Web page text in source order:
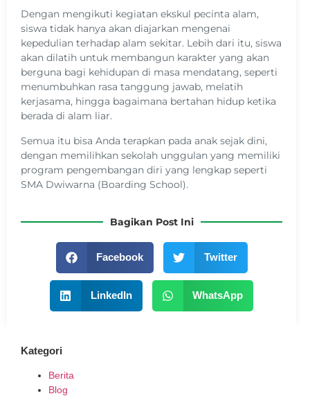
Dengan mengikuti kegiatan ekskul pecinta alam,
siswa tidak hanya akan diajarkan mengenai
kepedulian terhadap alam sekitar. Lebih dari itu, siswa
akan dilatih untuk membangun karakter yang akan
berguna bagi kehidupan di masa mendatang, seperti
menumbuhkan rasa tanggung jawab, melatih
kerjasama, hingga bagaimana bertahan hidup ketika
berada di alam liar.
Semua itu bisa Anda terapkan pada anak sejak dini,
dengan memilihkan sekolah unggulan yang memiliki
program pengembangan diri yang lengkap seperti
SMA Dwiwarna (Boarding School).
Bagikan Post Ini
Facebook Twitter
LinkedIn WhatsApp
Kategori
Berita
Blog